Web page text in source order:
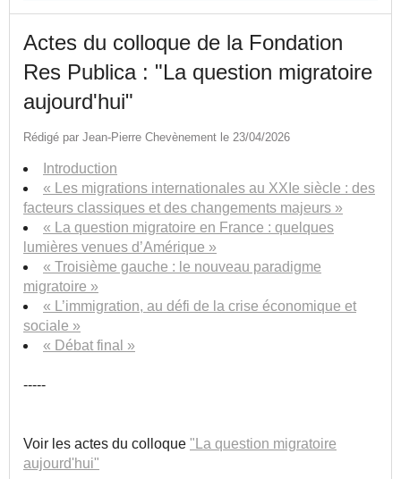
Actes du colloque de la Fondation
Res Publica : "La question migratoire
aujourd'hui"
Rédigé par Jean-Pierre Chevènement le 23/04/2026
Introduction
« Les migrations internationales au XXIe siècle : des
facteurs classiques et des changements majeurs »
« La question migratoire en France : quelques
lumières venues d’Amérique »
« Troisième gauche : le nouveau paradigme
migratoire »
« L’immigration, au défi de la crise économique et
sociale »
« Débat final »
-----
Voir les actes du colloque "La question migratoire
aujourd'hui"